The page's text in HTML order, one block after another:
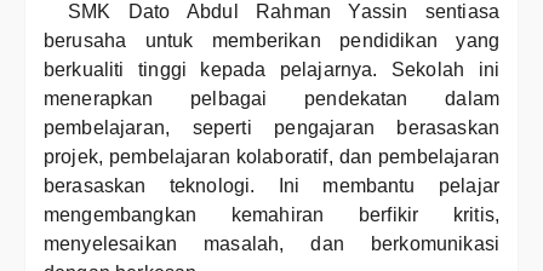
SMK Dato Abdul Rahman Yassin sentiasa
berusaha untuk memberikan pendidikan yang
berkualiti tinggi kepada pelajarnya. Sekolah ini
menerapkan pelbagai pendekatan dalam
pembelajaran, seperti pengajaran berasaskan
projek, pembelajaran kolaboratif, dan pembelajaran
berasaskan teknologi. Ini membantu pelajar
mengembangkan kemahiran berfikir kritis,
menyelesaikan masalah, dan berkomunikasi